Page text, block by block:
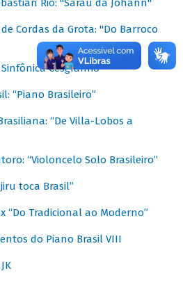
Rio: "Sarau da Johann"
Cordas da Grota: "Do Barroco
Cesgranrio
“Piano Brasileiro”
“De Villa-Lobos a
“Violoncelo Solo Brasileiro”
toca Brasil”
“Do Tradicional ao Moderno”
do Piano Brasil VIII